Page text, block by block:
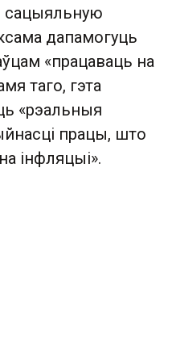
сацыяльную
дапамогуць
«працаваць на
таго, гэта
«рэальныя
працы, што
інфляцыі».